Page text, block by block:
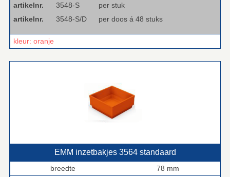
artikelnr. 3548-S
per stuk
artikelnr. 3548-S/D per doos á 48 stuks
kleur: oranje
EMM inzetbakjes 3564 standaard
breedte
78 mm